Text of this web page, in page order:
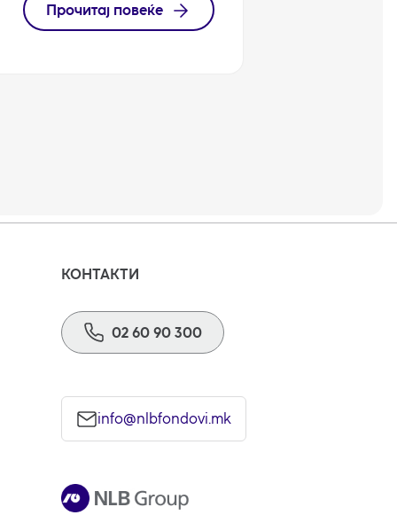
Прочитај повеќе
КОНТАКТИ
02 60 90 300
info@nlbfondovi.mk